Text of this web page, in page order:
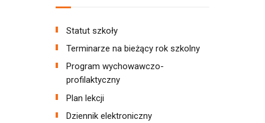
Statut szkoły
Terminarze na bieżący rok szkolny
Program wychowawczo-
profilaktyczny
Plan lekcji
Dziennik elektroniczny